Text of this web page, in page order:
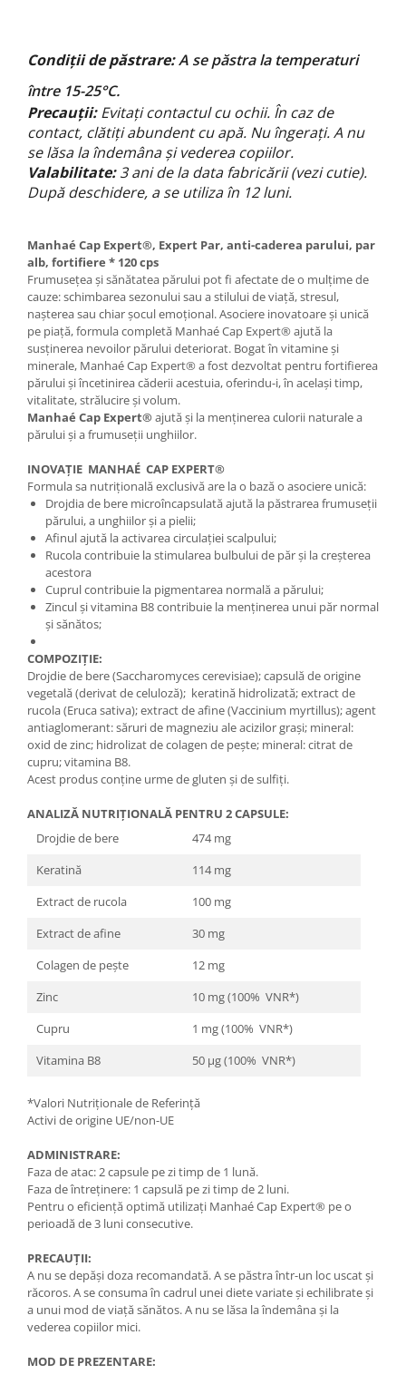
Condiții de păstrare:A se păstra la temperaturi
între 15-25°C.
Precauții:Evitați contactul cu ochii. În caz de
contact, clătiți abundent cu apă. Nu îngerați. A nu
se lăsa la îndemâna și vederea copiilor.
Valabilitate:3 ani de la data fabricării (vezi cutie).
După deschidere, a se utiliza în 12 luni.
Manhaé Cap Expert®, Expert Par, anti-caderea parului, par
alb, fortifiere * 120 cps
Frumusețea și sănătatea părului pot fi afectate de o mulțime de
cauze: schimbarea sezonului sau a stilului de viață, stresul,
nașterea sau chiar șocul emoțional. Asociere inovatoare și unică
pe piață, formula completă Manhaé Cap Expert® ajută la
susținerea nevoilor părului deteriorat. Bogat în vitamine și
minerale, Manhaé Cap Expert® a fost dezvoltat pentru fortifierea
părului și încetinirea căderii acestuia, oferindu-i, în același timp,
vitalitate, strălucire și volum.
Manhaé Cap Expert®ajută și la menținerea culorii naturale a
părului și a frumuseții unghiilor.
INOVAȚIE MANHAÉ CAP EXPERT®
Formula sa nutrițională exclusivă are la o bază o asociere unică:
Drojdia de bere microîncapsulată ajută la păstrarea frumuseții
părului, a unghiilor și a pielii;
Afinul ajută la activarea circulației scalpului;
Rucola contribuie la stimularea bulbului de păr și la creșterea
acestora
Cuprul contribuie la pigmentarea normală a părului;
Zincul și vitamina B8 contribuie la menținerea unui păr normal
și sănătos;
COMPOZIȚIE:
Drojdie de bere (Saccharomyces cerevisiae); capsulă de origine
vegetală (derivat de celuloză); keratină hidrolizată; extract de
rucola (Eruca sativa); extract de afine (Vaccinium myrtillus); agent
antiaglomerant: săruri de magneziu ale acizilor grași; mineral:
oxid de zinc; hidrolizat de colagen de pește; mineral: citrat de
cupru; vitamina B8.
Acest produs conține urme de gluten și de sulfiți.
ANALIZĂ NUTRIȚIONALĂ PENTRU 2 CAPSULE:
Drojdie de bere
474 mg
Keratină
114 mg
Extract de rucola
100 mg
Extract de afine
30 mg
Colagen de pește
12 mg
Zinc
10 mg (100% VNR*)
Cupru
1 mg (100% VNR*)
Vitamina B8
50 μg (100% VNR*)
*Valori Nutriționale de Referință
Activi de origine UE/non-UE
ADMINISTRARE:
Faza de atac: 2 capsule pe zi timp de 1 lună.
Faza de întreținere: 1 capsulă pe zi timp de 2 luni.
Pentru o eficiență optimă utilizați Manhaé Cap Expert® pe o
perioadă de 3 luni consecutive.
PRECAUȚII:
A nu se depăși doza recomandată. A se păstra într-un loc uscat și
răcoros. A se consuma în cadrul unei diete variate și echilibrate și
a unui mod de viață sănătos. A nu se lăsa la îndemâna și la
vederea copiilor mici.
MOD DE PREZENTARE: